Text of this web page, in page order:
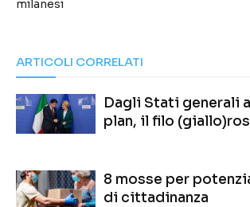
milanesi
ARTICOLI CORRELATI
Dagli Stati generali
plan, il filo
8 mosse per
di cittadinanza